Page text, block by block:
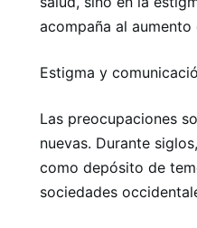
acompaña al aumento
Estigma y
Las preocupaciones
nuevas. Durante
como depósito de
sociedades